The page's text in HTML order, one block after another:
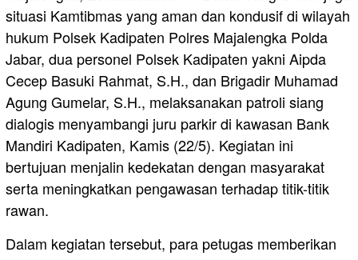
situasi Kamtibmas yang aman dan kondusif di wilayah
hukum Polsek Kadipaten Polres Majalengka Polda
Jabar, dua personel Polsek Kadipaten yakni Aipda
Cecep Basuki Rahmat, S.H., dan Brigadir Muhamad
Agung Gumelar, S.H., melaksanakan patroli siang
dialogis menyambangi juru parkir di kawasan Bank
Mandiri Kadipaten, Kamis (22/5). Kegiatan ini
bertujuan menjalin kedekatan dengan masyarakat
serta meningkatkan pengawasan terhadap titik-titik
rawan.
Dalam kegiatan tersebut, para petugas memberikan